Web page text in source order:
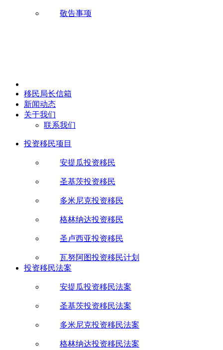
敬告事项
移民局长信箱
新闻动态
关于我们
联系我们
投资移民项目
安提瓜投资移民
圣基茨投资移民
多米尼克投资移民
格林纳达投资移民
圣卢西亚投资移民
瓦努阿图投资移民计划
投资移民法案
安提瓜投资移民法案
圣基茨投资移民法案
多米尼克投资移民法案
格林纳达投资移民法案